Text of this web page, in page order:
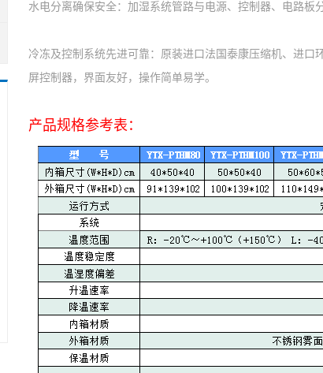
水电分离确保安全：加湿系统管路与电源、控制器、电路
冷冻及控制系统先进可靠：原装进口法国泰康压缩机、进
屏控制器，界面友好，操作简单易学。
产品规格参考表：